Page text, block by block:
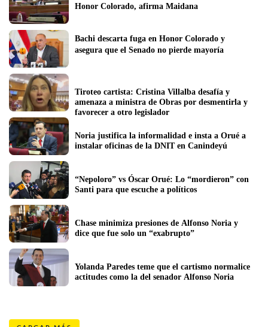
Honor Colorado, afirma Maidana
Bachi descarta fuga en Honor Colorado y
asegura que el Senado no pierde mayoría
Tiroteo cartista: Cristina Villalba desafía y
amenaza a ministra de Obras por desmentirla y
Noria justifica la informalidad e insta a Orué a
instalar oficinas de la DNIT en Canindeyú
“Nepoloro” vs Óscar Orué: Lo “mordieron” con
Santi para que escuche a políticos
Chase minimiza presiones de Alfonso Noria y
dice que fue solo un “exabrupto”
Yolanda Paredes teme que el cartismo normalice